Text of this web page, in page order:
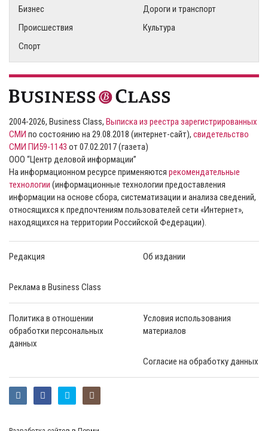
Бизнес
Дороги и транспорт
Происшествия
Культура
Спорт
2004-2026, Business Class, Выписка из реестра зарегистрированных
СМИ по состоянию на 29.08.2018 (интернет-сайт), свидетельство
СМИ ПИ59-1143 от 07.02.2017 (газета)
ООО “Центр деловой информации”
На информационном ресурсе применяются рекомендательные
технологии (информационные технологии предоставления
информации на основе сбора, систематизации и анализа сведений,
относящихся к предпочтениям пользователей сети «Интернет»,
находящихся на территории Российской Федерации).
Редакция Об издании
Реклама в Business Class
Политика в отношении
обработки персональных
данных
Условия использования
материалов
Согласие на обработку данных